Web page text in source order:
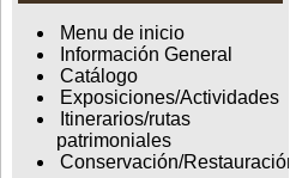
Menu de inicio
Información General
Catálogo
Exposiciones/Actividades
Itinerarios/rutas
patrimoniales
Conservación/Restauración